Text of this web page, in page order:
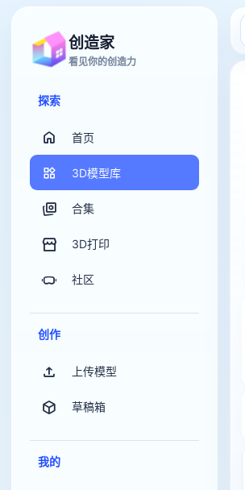
创造家
看见你的创造力
探索
首页
3D模型库
合集
3D打印
社区
创作
上传模型
草稿箱
我的